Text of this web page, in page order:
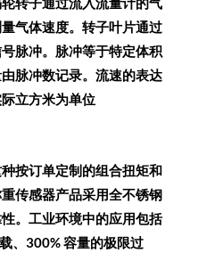
转子通过流入流量计的气
气体速度。转子叶片通过
脉冲。脉冲等于特定体积
脉冲数记录。流速的表达
立方米为单位
按订单定制的组合扭矩和
传感器产品采用全不锈钢
。工业环境中的应用包括
、300% 容量的极限过